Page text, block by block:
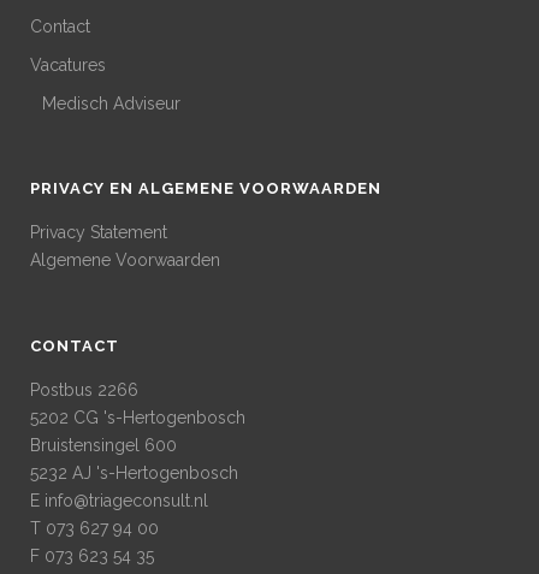
Contact
Vacatures
Medisch Adviseur
PRIVACY EN ALGEMENE VOORWAARDEN
Privacy Statement
Algemene Voorwaarden
CONTACT
Postbus 2266
5202 CG 's-Hertogenbosch
Bruistensingel 600
5232 AJ 's-Hertogenbosch
E info@triageconsult.nl
T 073 627 94 00
F 073 623 54 35